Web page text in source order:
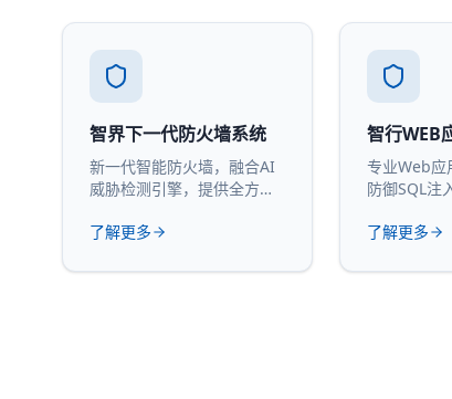
智界下一代防火墙系统
新一代智能防火墙，融合AI
威胁检测引擎，提供全方位
了解更多
智行WEB
专业Web应
防御SQL注
了解更多